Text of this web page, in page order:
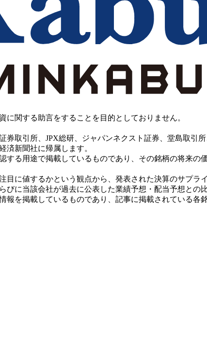
関する助言をすることを目的としておりません。
取引所、JPX総研、ジャパンネクスト証券、堂島取引所
済新聞社に帰属します。
る用途で掲載しているものであり、その銘柄の将来の
に値するかという観点から、発表された決算のサプ
に当該会社が過去に公表した業績予想・配当予想と
を掲載しているものであり、記事に掲載されている各